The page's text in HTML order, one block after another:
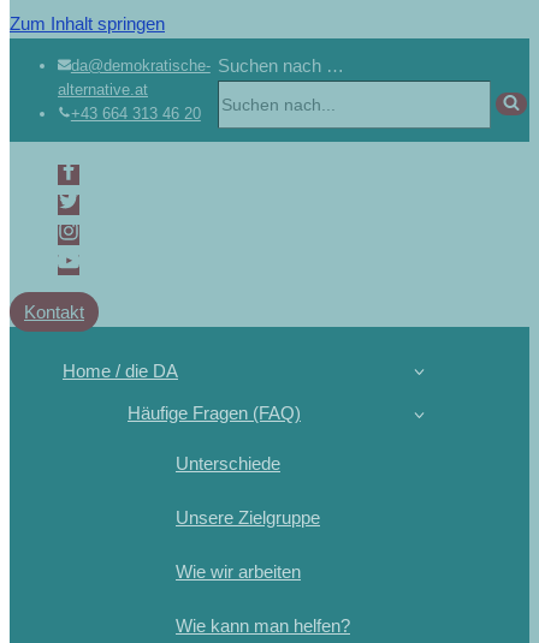
Zum Inhalt springen
da@demokratische-
alternative.at
+43 664 313 46 20
Suchen nach …
Kontakt
Home / die DA
Häufige Fragen (FAQ)
Unterschiede
Unsere Zielgruppe
Wie wir arbeiten
Wie kann man helfen?